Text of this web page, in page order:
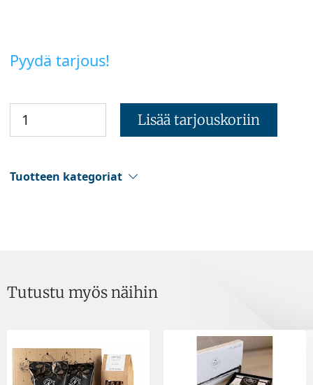
Pyydä tarjous!
Lisää tarjouskoriin
Tuotteen kategoriat
Tutustu myös näihin